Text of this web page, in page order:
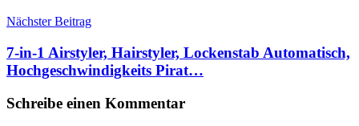
Nächster Beitrag
7-in-1 Airstyler, Hairstyler, Lockenstab Automatisch,
Hochgeschwindigkeits Pirat…
Schreibe einen Kommentar